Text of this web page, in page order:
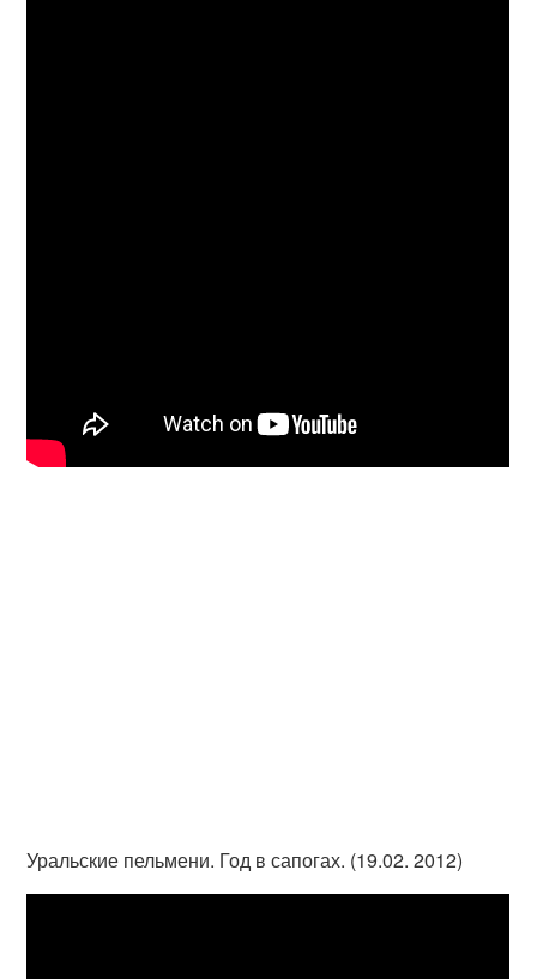
Уральские пельмени. Год в сапогах. (19.02. 2012)